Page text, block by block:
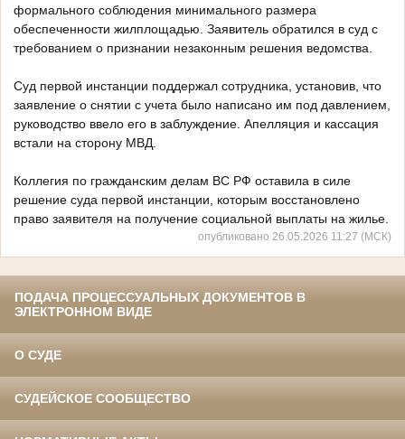
формального соблюдения минимального размера
обеспеченности жилплощадью. Заявитель обратился в суд с
требованием о признании незаконным решения ведомства.
Суд первой инстанции поддержал сотрудника, установив, что
заявление о снятии с учета было написано им под давлением,
руководство ввело его в заблуждение. Апелляция и кассация
встали на сторону МВД.
Коллегия по гражданским делам ВС РФ оставила в силе
решение суда первой инстанции, которым восстановлено
право заявителя на получение социальной выплаты на жилье.
опубликовано 26.05.2026 11:27 (МСК)
ПОДАЧА ПРОЦЕССУАЛЬНЫХ ДОКУМЕНТОВ В
ЭЛЕКТРОННОМ ВИДЕ
О СУДЕ
СУДЕЙСКОЕ СООБЩЕСТВО